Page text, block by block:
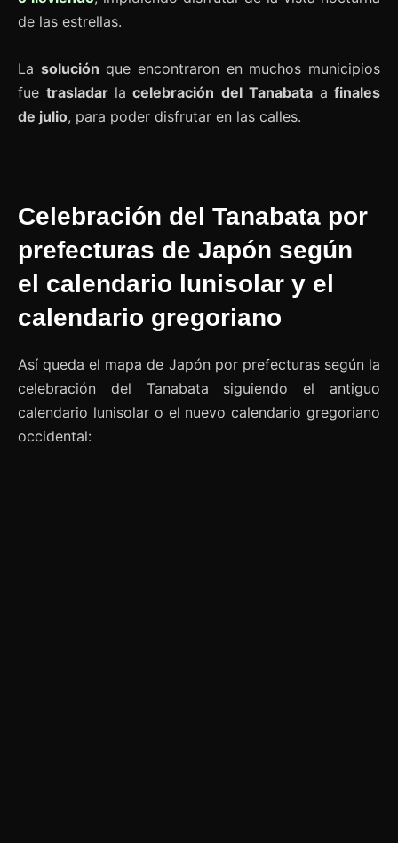
de las estrellas.
La solución que encontraron en muchos municipios
fuetrasladar la celebración del Tanabataa finales
de julio, para poder disfrutar en las calles.
Celebración del Tanabata por
prefecturas de Japón según
el calendario lunisolar y el
calendario gregoriano
Así queda el mapa de Japón por prefecturas según la
celebración del Tanabata siguiendo el antiguo
calendario lunisolar o el nuevo calendario gregoriano
occidental: